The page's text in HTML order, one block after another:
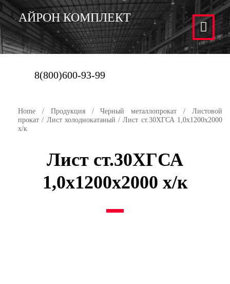
АЙРОН КОМПЛЕКТ
8(800)600-93-99
Home / Продукция/Черный металлопрокат /Листовой
прокат / Лист холоднокатаный / Лист ст.30ХГСА 1,0х1200х2000
х/к
Лист ст.30ХГСА
1,0х1200х2000 х/к